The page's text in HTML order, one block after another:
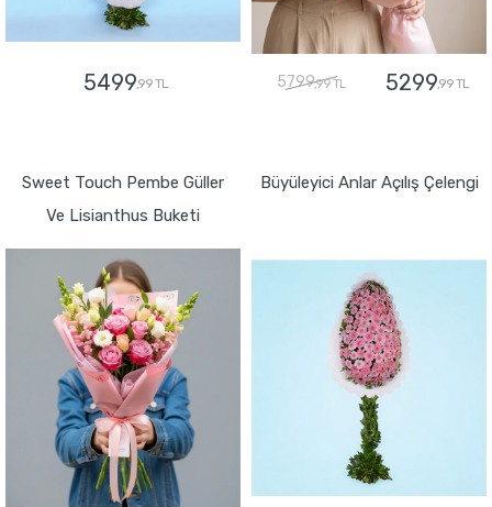
5499,99 TL 5799,99 TL 5299,99 TL
Sweet Touch Pembe Güller
Ve Lisianthus Buketi
Büyüleyici Anlar Açılış Çelengi